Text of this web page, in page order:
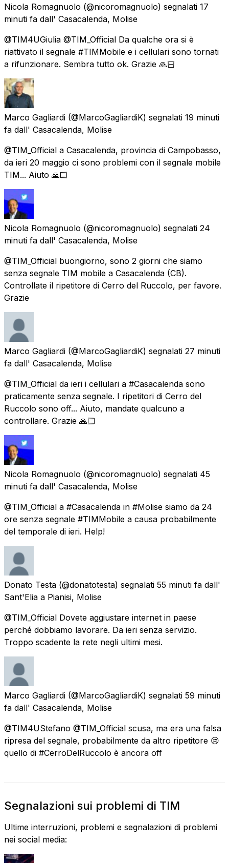
Nicola Romagnuolo (@nicoromagnuolo) segnalati 17
minuti fa dall' Casacalenda, Molise
@TIM4UGiulia @TIM_Official Da qualche ora si è
riattivato il segnale #TIMMobile e i cellulari sono tornati
a rifunzionare. Sembra tutto ok. Grazie 🙏🏻
Marco Gagliardi (@MarcoGagliardiK) segnalati 19 minuti
fa dall' Casacalenda, Molise
@TIM_Official a Casacalenda, provincia di Campobasso,
da ieri 20 maggio ci sono problemi con il segnale mobile
TIM... Aiuto 🙏🏻
Nicola Romagnuolo (@nicoromagnuolo) segnalati 24
minuti fa dall' Casacalenda, Molise
@TIM_Official buongiorno, sono 2 giorni che siamo
senza segnale TIM mobile a Casacalenda (CB).
Controllate il ripetitore di Cerro del Ruccolo, per favore.
Grazie
Marco Gagliardi (@MarcoGagliardiK) segnalati 27 minuti
fa dall' Casacalenda, Molise
@TIM_Official da ieri i cellulari a #Casacalenda sono
praticamente senza segnale. I ripetitori di Cerro del
Ruccolo sono off... Aiuto, mandate qualcuno a
controllare. Grazie 🙏🏻
Nicola Romagnuolo (@nicoromagnuolo) segnalati 45
minuti fa dall' Casacalenda, Molise
@TIM_Official a #Casacalenda in #Molise siamo da 24
ore senza segnale #TIMMobile a causa probabilmente
del temporale di ieri. Help!
Donato Testa (@donatotesta) segnalati 55 minuti fa dall'
Sant'Elia a Pianisi, Molise
@TIM_Official Dovete aggiustare internet in paese
perché dobbiamo lavorare. Da ieri senza servizio.
Troppo scadente la rete negli ultimi mesi.
Marco Gagliardi (@MarcoGagliardiK) segnalati 59 minuti
fa dall' Casacalenda, Molise
@TIM4UStefano @TIM_Official scusa, ma era una falsa
ripresa del segnale, probabilmente da altro ripetitore 😢
quello di #CerroDelRuccolo è ancora off
Segnalazioni sui problemi di TIM
Ultime interruzioni, problemi e segnalazioni di problemi
nei social media: